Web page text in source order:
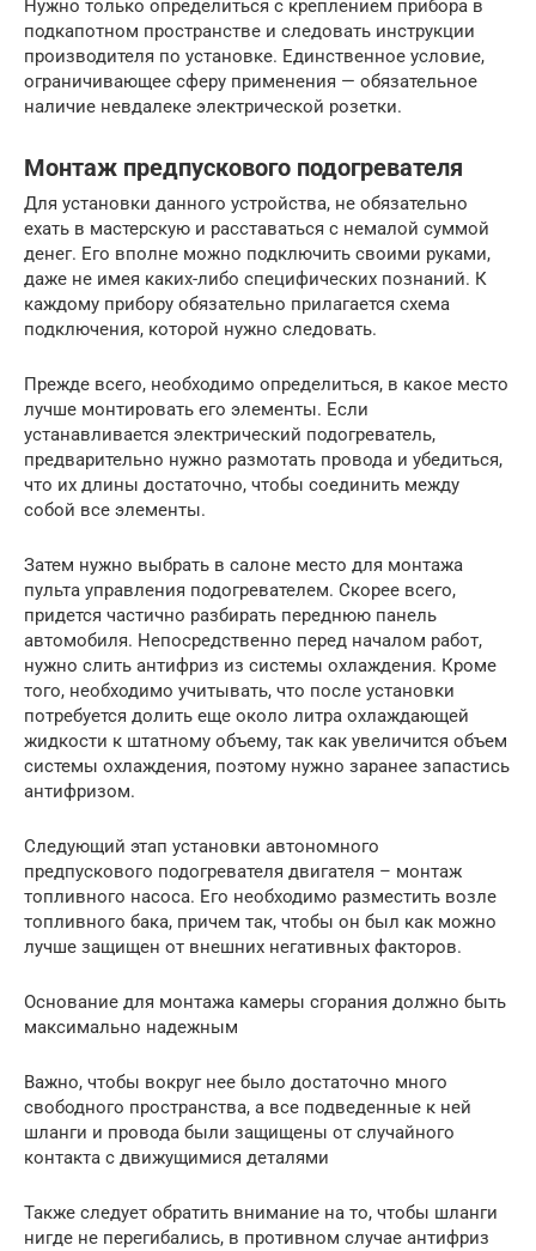
Нужно только определиться с креплением прибора в
подкапотном пространстве и следовать инструкции
производителя по установке. Единственное условие,
ограничивающее сферу применения — обязательное
наличие невдалеке электрической розетки.
Монтаж предпускового подогревателя
Для установки данного устройства, не обязательно
ехать в мастерскую и расставаться с немалой суммой
денег. Его вполне можно подключить своими руками,
даже не имея каких-либо специфических познаний. К
каждому прибору обязательно прилагается схема
подключения, которой нужно следовать.
Прежде всего, необходимо определиться, в какое место
лучше монтировать его элементы. Если
устанавливается электрический подогреватель,
предварительно нужно размотать провода и убедиться,
что их длины достаточно, чтобы соединить между
собой все элементы.
Затем нужно выбрать в салоне место для монтажа
пульта управления подогревателем. Скорее всего,
придется частично разбирать переднюю панель
автомобиля. Непосредственно перед началом работ,
нужно слить антифриз из системы охлаждения. Кроме
того, необходимо учитывать, что после установки
потребуется долить еще около литра охлаждающей
жидкости к штатному объему, так как увеличится объем
системы охлаждения, поэтому нужно заранее запастись
антифризом.
Следующий этап установки автономного
предпускового подогревателя двигателя – монтаж
топливного насоса. Его необходимо разместить возле
топливного бака, причем так, чтобы он был как можно
лучше защищен от внешних негативных факторов.
Основание для монтажа камеры сгорания должно быть
максимально надежным
Важно, чтобы вокруг нее было достаточно много
свободного пространства, а все подведенные к ней
шланги и провода были защищены от случайного
контакта с движущимися деталями
Также следует обратить внимание на то, чтобы шланги
нигде не перегибались, в противном случае антифриз